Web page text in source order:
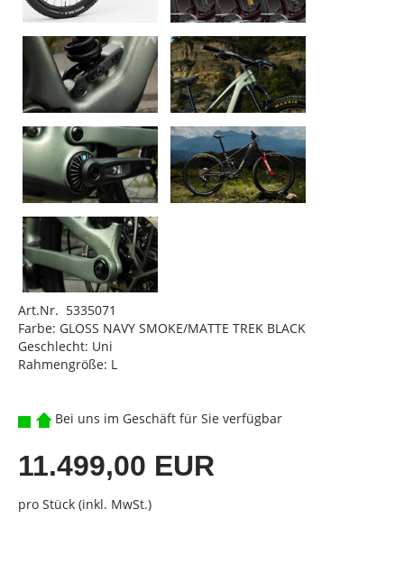
Art.Nr. 5335071
Farbe: GLOSS NAVY SMOKE/MATTE TREK BLACK
Geschlecht: Uni
Rahmengröße: L
Bei uns im Geschäft für Sie verfügbar
11.499,00 EUR
pro Stück (inkl. MwSt.)